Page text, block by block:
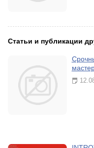
Статьи и публикации